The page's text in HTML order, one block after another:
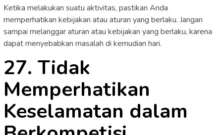
Ketika melakukan suatu aktivitas, pastikan Anda
memperhatikan kebijakan atau aturan yang berlaku. Jangan
sampai melanggar aturan atau kebijakan yang berlaku, karena
dapat menyebabkan masalah di kemudian hari.
27. Tidak
Memperhatikan
Keselamatan dalam